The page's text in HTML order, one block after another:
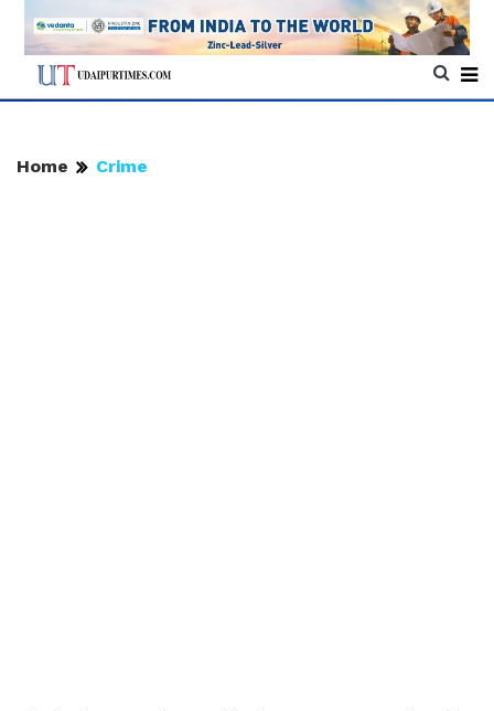
Home Crime